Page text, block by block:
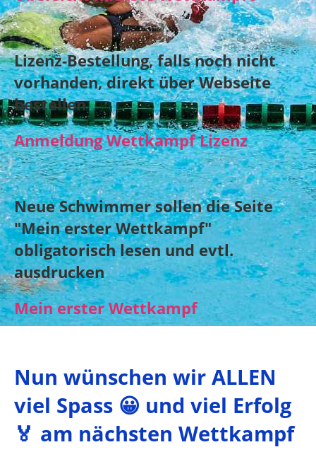
Lizenz-Bestellung, falls noch nicht
vorhanden, direkt über Webseite
bestellen
Anmeldung Wettkampf Lizenz
Neue Schwimmer sollen die Seite
"Mein erster Wettkampf"
obligatorisch lesen und evtl.
ausdrucken
Mein erster Wettkampf
Nun wünschen wir ALLEN
viel Spass 😀 und viel Erfolg
🏅 am nächsten Wettkampf